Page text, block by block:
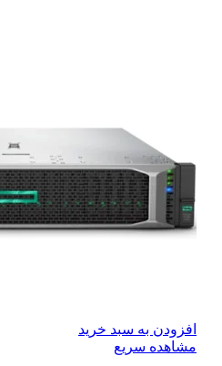
افزودن به سبد خرید
مشاهده سریع